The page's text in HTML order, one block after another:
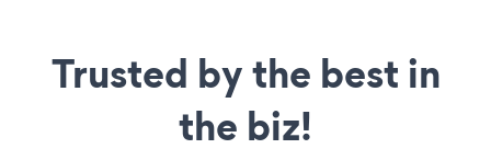
Trusted by the best in
the biz!